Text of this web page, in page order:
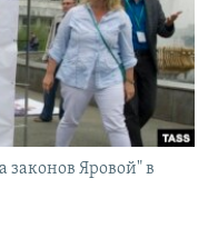
законов Яровой" в